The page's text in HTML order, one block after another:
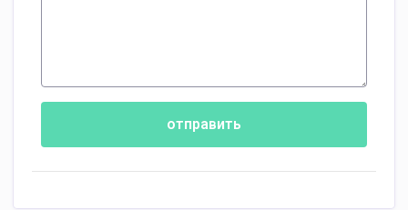
отправить